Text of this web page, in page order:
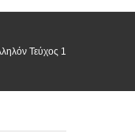
Τεύχος 1